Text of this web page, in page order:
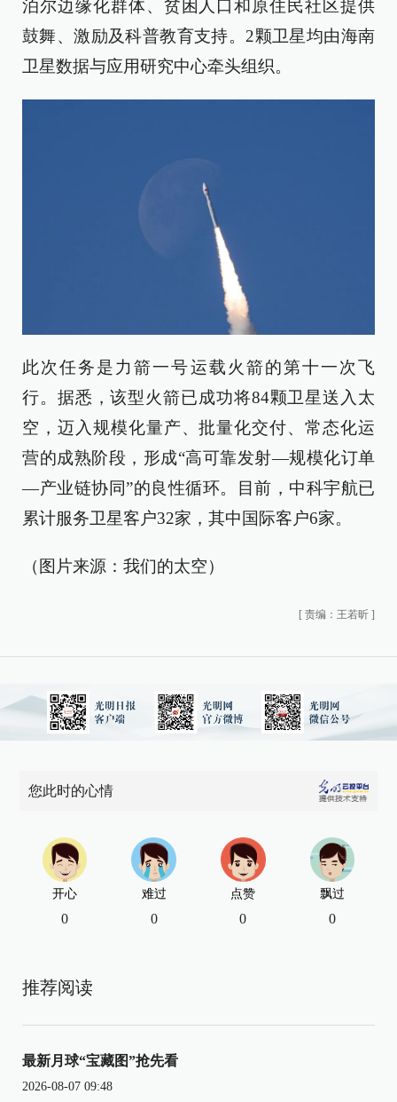
泊尔边缘化群体、贫困人口和原住民社区提供
鼓舞、激励及科普教育支持。2颗卫星均由海南
卫星数据与应用研究中心牵头组织。
此次任务是力箭一号运载火箭的第十一次飞
行。据悉，该型火箭已成功将84颗卫星送入太
空，迈入规模化量产、批量化交付、常态化运
营的成熟阶段，形成“高可靠发射—规模化订单
—产业链协同”的良性循环。目前，中科宇航已
累计服务卫星客户32家，其中国际客户6家。
（图片来源：我们的太空）
[ 责编：王若昕 ]
您此时的心情
开心
0
难过
0
点赞
0
飘过
0
推荐阅读
最新月球“宝藏图”抢先看
2026-08-07 09:48